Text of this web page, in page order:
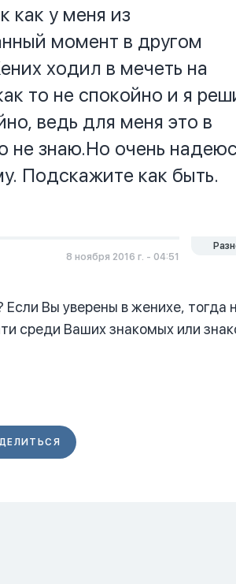
как у меня из
момент в другом
ходил в мечеть на
то не спокойно и я
ведь для меня это в
не знаю.Но очень
Подскажите как быть.
8 ноября 2016 г. - 04:51
Вы уверены в женихе, тогда
среди Ваших знакомых или